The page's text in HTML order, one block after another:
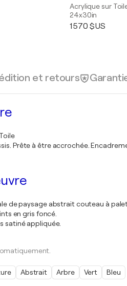
Acrylique sur
24x30in
1 570 $US
et retours
Prête à être accrochée.
de paysage abstrait couteau à
en gris foncé.
satiné appliquée.
Abstrait Arbre Vert Bleu